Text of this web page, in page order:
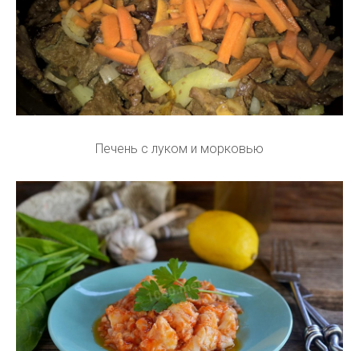
Печень с луком и морковью